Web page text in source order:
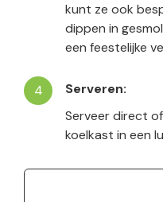
kunt ze ook
dippen in
een feestelijke
Serveren:
Serveer direct
koelkast in een